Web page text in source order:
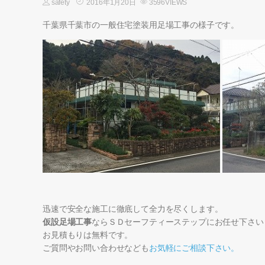
safety 2016年1月20日 3596VIEWS
千葉県千葉市の一般住宅塗装用足場工事の様子です。
迅速で安全な施工に徹底して全力を尽くします。
仮設足場工事ならＳＤセーフティーステップにお任せ下さ
お見積もりは無料です。
ご質問やお問い合わせなどもお気軽にご相談下さい。